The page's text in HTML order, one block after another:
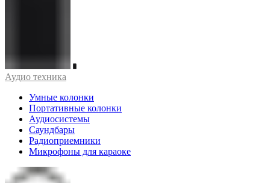
Аудио техника
Умные колонки
Портативные колонки
Аудиосистемы
Саундбары
Радиоприемники
Микрофоны для караоке